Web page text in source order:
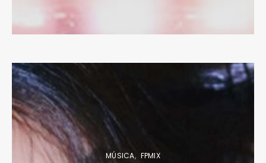
MÚSICA FPMIX